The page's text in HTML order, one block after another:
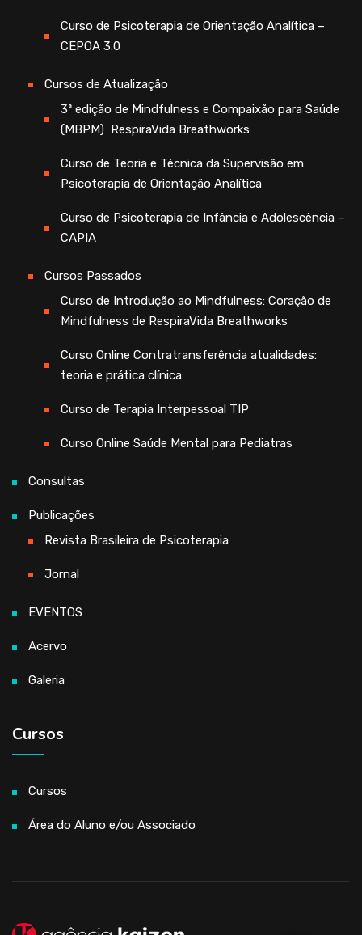
Curso de Psicoterapia de Orientação Analítica –
CEPOA 3.0
Cursos de Atualização
3ª edição de Mindfulness e Compaixão para Saúde
(MBPM) RespiraVida Breathworks
Curso de Teoria e Técnica da Supervisão em
Psicoterapia de Orientação Analítica
Curso de Psicoterapia de Infância e Adolescência –
CAPIA
Cursos Passados
Curso de Introdução ao Mindfulness: Coração de
Mindfulness de RespiraVida Breathworks
Curso Online Contratransferência atualidades:
teoria e prática clínica
Curso de Terapia Interpessoal TIP
Curso Online Saúde Mental para Pediatras
Consultas
Publicações
Revista Brasileira de Psicoterapia
Jornal
EVENTOS
Acervo
Galeria
Cursos
Cursos
Área do Aluno e/ou Associado